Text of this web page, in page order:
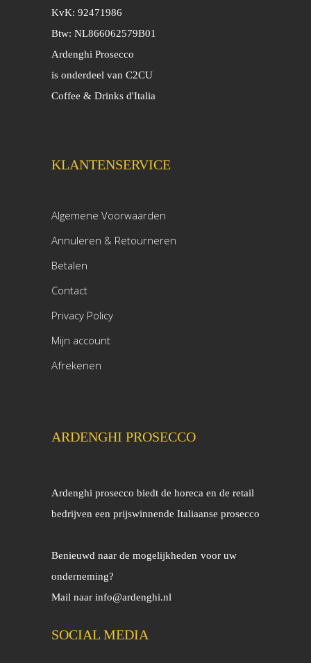
KvK: 92471986
Btw: NL866062579B01
Ardenghi Prosecco
is onderdeel van C2CU
Coffee & Drinks d'Italia
KLANTENSERVICE
Algemene Voorwaarden
Annuleren & Retourneren
Betalen
Contact
Privacy Policy
Mijn account
Afrekenen
ARDENGHI PROSECCO
Ardenghi prosecco biedt de horeca en de retail
bedrijven een prijswinnende Italiaanse prosecco
Benieuwd naar de mogelijkheden voor uw
onderneming?
Mail naar info@ardenghi.nl
SOCIAL MEDIA